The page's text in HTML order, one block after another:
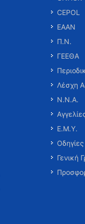
CEPOL
ΕΑΑΝ
Π.Ν.
ΓΕΕΘΑ
Λέσχη
Ν.Ν.Α.
Ε.Μ.Υ.
Γενική